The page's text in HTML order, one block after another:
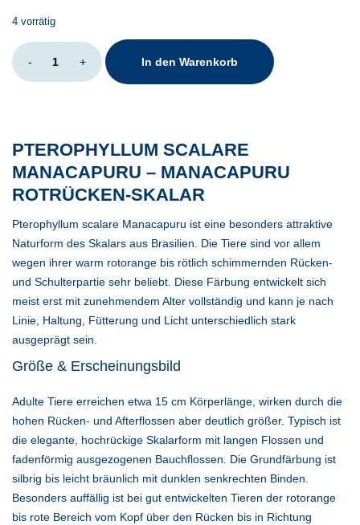
4 vorrätig
-
Pterophyllum
scalare
Manacapuru
+ In den Warenkorb
PTEROPHYLLUM SCALARE
MANACAPURU – MANACAPURU
ROTRÜCKEN-SKALAR
Pterophyllum scalare Manacapuru ist eine besonders attraktive
Naturform des Skalars aus Brasilien. Die Tiere sind vor allem
wegen ihrer warm rotorange bis rötlich schimmernden Rücken-
und Schulterpartie sehr beliebt. Diese Färbung entwickelt sich
meist erst mit zunehmendem Alter vollständig und kann je nach
Linie, Haltung, Fütterung und Licht unterschiedlich stark
ausgeprägt sein.
Größe & Erscheinungsbild
Adulte Tiere erreichen etwa 15 cm Körperlänge, wirken durch die
hohen Rücken- und Afterflossen aber deutlich größer. Typisch ist
die elegante, hochrückige Skalarform mit langen Flossen und
fadenförmig ausgezogenen Bauchflossen. Die Grundfärbung ist
silbrig bis leicht bräunlich mit dunklen senkrechten Binden.
Besonders auffällig ist bei gut entwickelten Tieren der rotorange
bis rote Bereich vom Kopf über den Rücken bis in Richtung